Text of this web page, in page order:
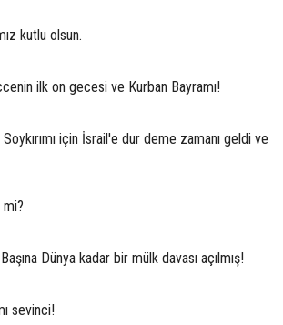
kutlu olsun.
ilk on gecesi ve Kurban Bayramı!
için İsrail'e dur deme zamanı geldi ve
Dünya kadar bir mülk davası açılmış!
sevinci!